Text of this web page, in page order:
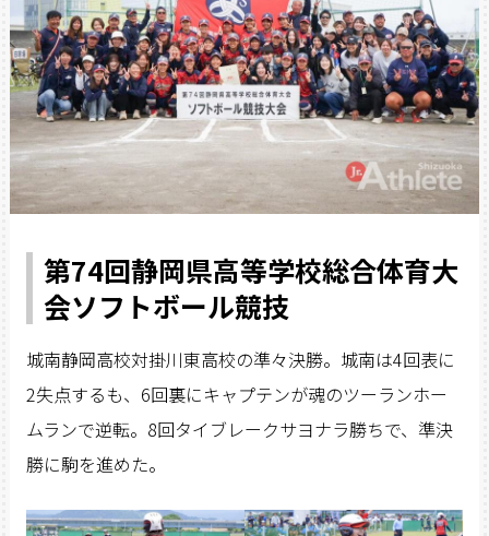
第74回静岡県高等学校総合体育大
会ソフトボール競技
城南静岡高校対掛川東高校の準々決勝。城南は4回表に
2失点するも、6回裏にキャプテンが魂のツーランホー
ムランで逆転。8回タイブレークサヨナラ勝ちで、準決
勝に駒を進めた。